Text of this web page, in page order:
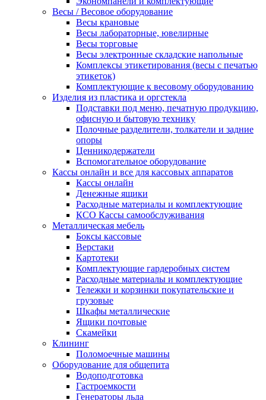
Весы / Весовое оборудование
Весы крановые
Весы лабораторные, ювелирные
Весы торговые
Весы электронные складские напольные
Комплексы этикетирования (весы с печатью
этикеток)
Комплектующие к весовому оборудованию
Изделия из пластика и оргстекла
Подставки под меню, печатную продукцию,
офисную и бытовую технику
Полочные разделители, толкатели и задние
опоры
Ценникодержатели
Вспомогательное оборудование
Кассы онлайн и все для кассовых аппаратов
Кассы онлайн
Денежные ящики
Расходные материалы и комплектующие
КСО Кассы самообслуживания
Металлическая мебель
Боксы кассовые
Верстаки
Картотеки
Комплектующие гардеробных систем
Расходные материалы и комплектующие
Тележки и корзинки покупательские и
грузовые
Шкафы металлические
Ящики почтовые
Скамейки
Клининг
Поломоечные машины
Оборудование для общепита
Водоподготовка
Гастроемкости
Генераторы льда